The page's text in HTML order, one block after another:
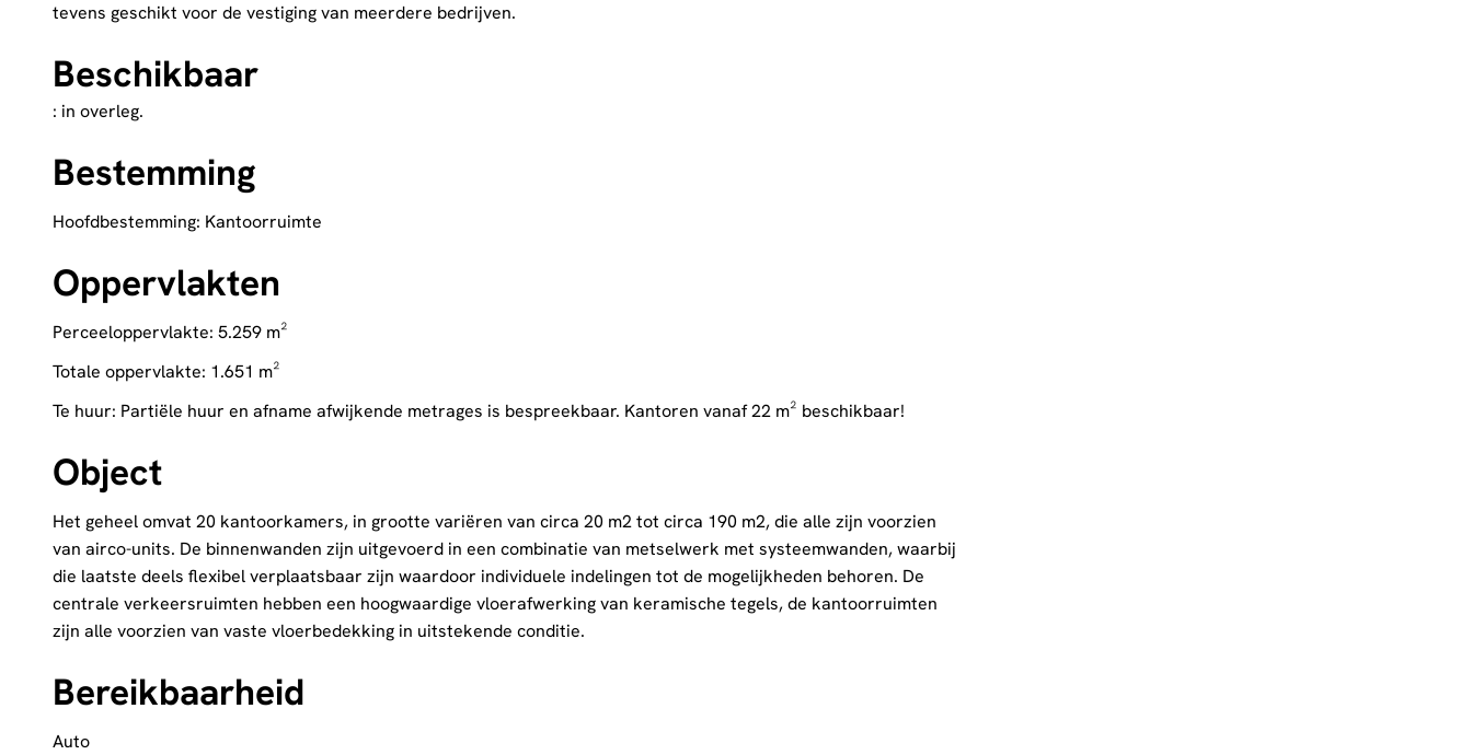
tevens geschikt voor de vestiging van meerdere bedrijven.
Beschikbaar
: in overleg.
Bestemming
Hoofdbestemming: Kantoorruimte
Oppervlakten
Perceeloppervlakte: 5.259 m²
Totale oppervlakte: 1.651 m²
Te huur: Partiële huur en afname afwijkende metrages is bespreekbaar. Kantoren vanaf 22 m² beschikbaar!
Object
Het geheel omvat 20 kantoorkamers, in grootte variëren van circa 20 m2 tot circa 190 m2, die alle zijn voorzien
van airco-units. De binnenwanden zijn uitgevoerd in een combinatie van metselwerk met systeemwanden, waarbij
die laatste deels flexibel verplaatsbaar zijn waardoor individuele indelingen tot de mogelijkheden behoren. De
centrale verkeersruimten hebben een hoogwaardige vloerafwerking van keramische tegels, de kantoorruimten
zijn alle voorzien van vaste vloerbedekking in uitstekende conditie.
Bereikbaarheid
Auto